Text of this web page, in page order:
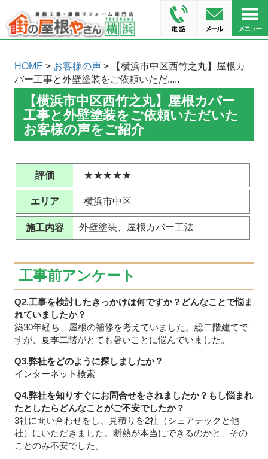
HOME > お客様の声> 【横浜市中区西竹之丸】屋根カ
バー工事と外壁塗装をご依頼いただ.....
【横浜市中区西竹之丸】屋根カバー
工事と外壁塗装をご依頼いただいた
お客様の声をご紹介
評価 ★★★★★
エリア 横浜市中区
施工内容 外壁塗装、屋根カバー工法
工事前アンケート
Q2.工事を検討したきっかけは何ですか？どんなことで悩ま
れていましたか？
築30年経ち、屋根の補修を考えていました。総二階建てで
すが、夏季二階がとても暑いことに悩んでいました。
Q3.弊社をどのように探しましたか？
インターネット検索
Q4.弊社を知りすぐにお問合せをされましたか？もし悩まれ
たとしたらどんなことがご不安でしたか？
3社に問い合わせをし、見積りを2社（シェアテックと他
社）にいただきました。断熱が本当にできるのかと、その
ことのみ不安でした。